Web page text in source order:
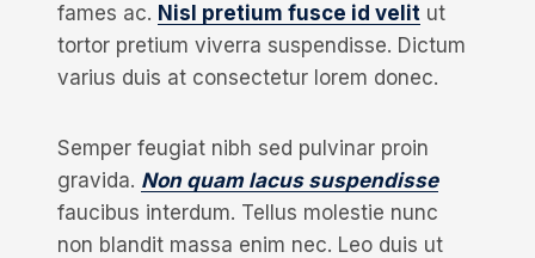
fames ac. Nisl pretium fusce id velit ut
tortor pretium viverra suspendisse. Dictum
varius duis at consectetur lorem donec.
Semper feugiat nibh sed pulvinar proin
gravida. Non quam lacus suspendisse
faucibus interdum. Tellus molestie nunc
non blandit massa enim nec. Leo duis ut